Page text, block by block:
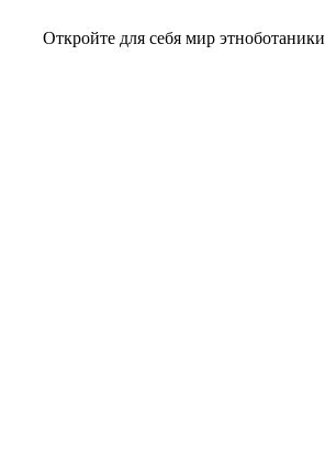
Откройте для себя мир этноботаники